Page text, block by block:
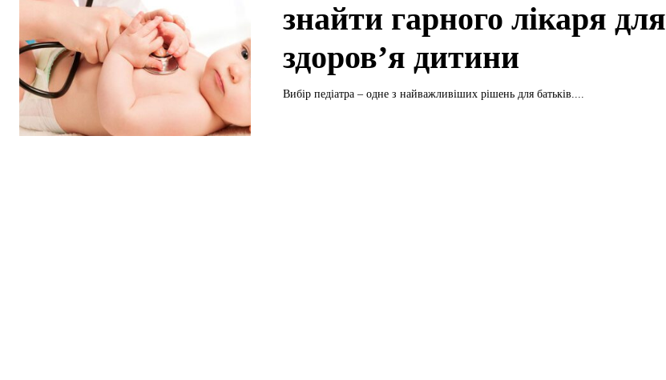
знайти гарного лікаря для
здоров’я дитини
Вибір педіатра – одне з найважливіших рішень для батьків....